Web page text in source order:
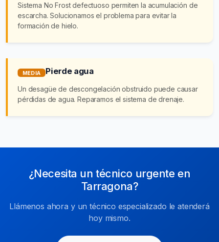
Sistema No Frost defectuoso permiten la acumulación de
escarcha. Solucionamos el problema para evitar la
formación de hielo.
MEDIA Pierde agua
Un desagüe de descongelación obstruido puede causar
pérdidas de agua. Reparamos el sistema de drenaje.
¿Necesita un técnico urgente en
Tarragona?
Llámenos ahora y un técnico especializado le atenderá
hoy mismo.